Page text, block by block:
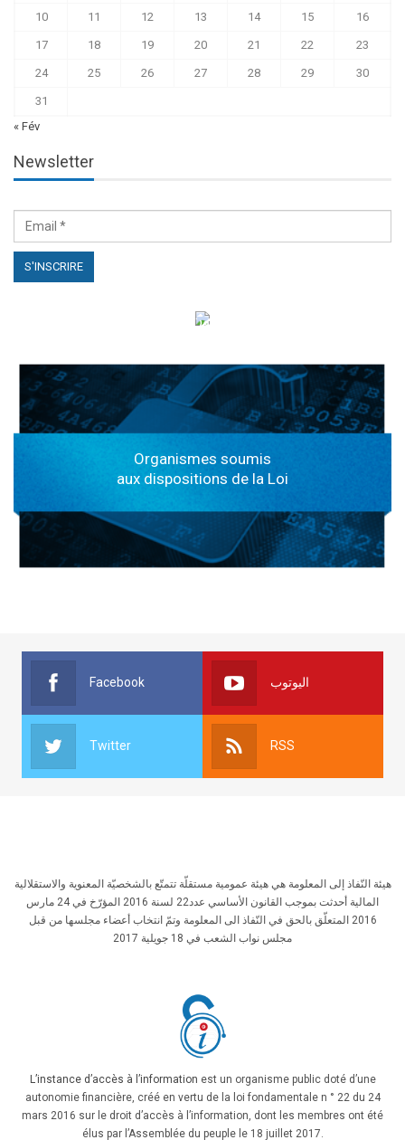
10 11 12 13 14 15 16
17 18 19 20 21 22 23
24 25 26 27 28 29 30
31
« Fév
Newsletter
الهياكل الخاضعة لقانون النفاذ إلى المعلومة
Organismes soumis
aux dispositions de la Loi
Facebook اليوتوب
Twitter RSS
هيئة النّفاذ إلى المعلومة هي هيئة عمومية مستقلّة تتمتّع بالشخصيّة المعنوية والاستقلالية
المالية أحدثت بموجب القانون الأساسي عدد22 لسنة 2016 المؤرّخ في 24 مارس
2016 المتعلّق بالحق في النّفاذ الى المعلومة وتمّ انتخاب أعضاء مجلسها من قبل
مجلس نواب الشعب في 18 جويلية 2017
L’instance d’accès à l’information est un organisme public doté d’une
autonomie financière, créé en vertu de la loi fondamentale n ° 22 du 24
mars 2016 sur le droit d’accès à l’information, dont les membres ont été
élus par l’Assemblée du peuple le 18 juillet 2017.